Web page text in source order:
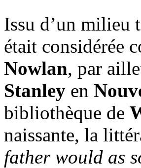
Issu d’un milieu
était considérée
Nowlan, par
Stanley en
bibliothèque de
naissante, la
father would as